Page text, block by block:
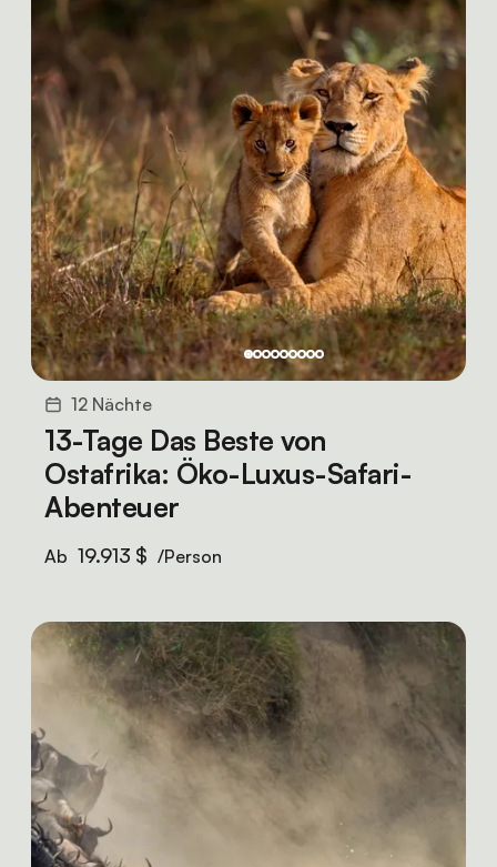
12 Nächte
13-Tage Das Beste von
Ostafrika: Öko-Luxus-Safari-
Abenteuer
Ab 19.913 $ /Person